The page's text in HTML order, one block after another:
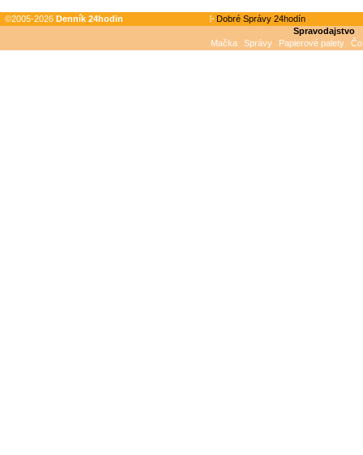
©2005-2026 Denník 24hodin
Dobré Správy 24hodín
Spravodajstvo
Mačka
Správy Papierové palety